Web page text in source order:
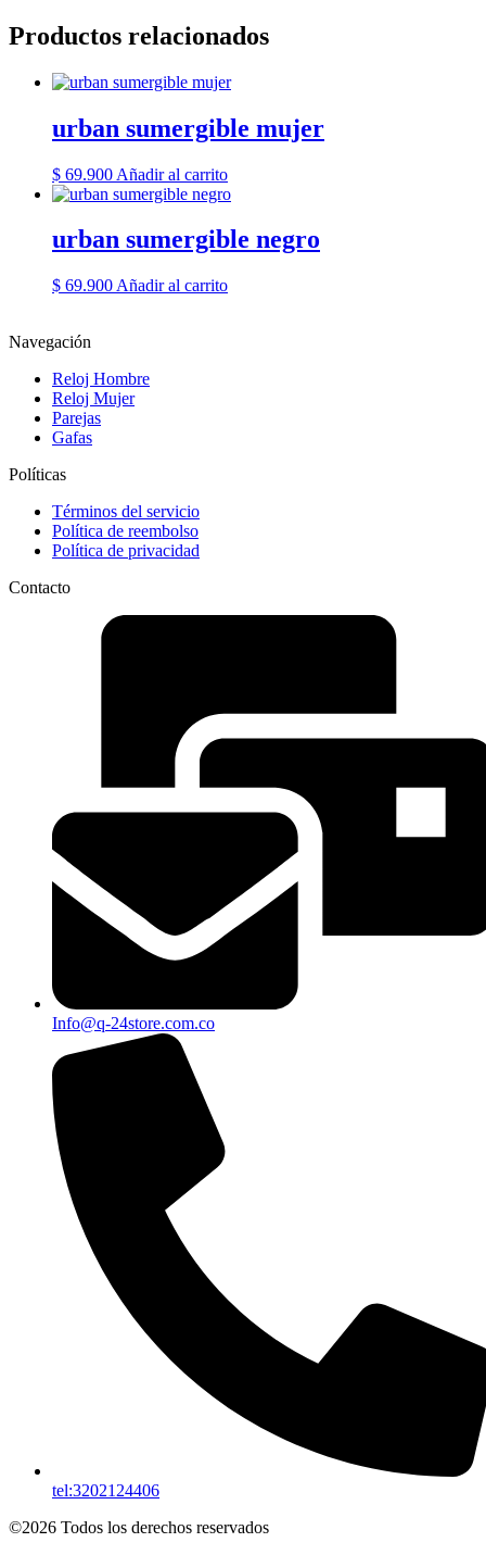
Productos relacionados
urban sumergible mujer
$ 69.900 Añadir al carrito
urban sumergible negro
$ 69.900 Añadir al carrito
Navegación
Reloj Hombre
Reloj Mujer
Parejas
Gafas
Políticas
Términos del servicio
Política de reembolso
Política de privacidad
Contacto
Info@q-24store.com.co
tel:3202124406
©2026 Todos los derechos reservados